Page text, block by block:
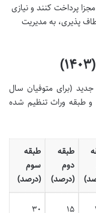
پرداخت کنند و نیازی
پذیری، به مدیریت
(برای متوفیان سال
و طبقه وراث تنظیم شده
طبقه
دوم
(درصد)
طبقه
سوم
(درصد)
۱۵ ۳۰